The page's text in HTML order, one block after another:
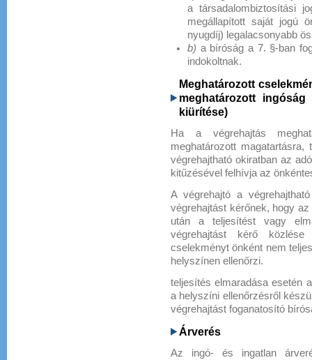
a társadalombiztosítási
megállapított saját jogú
nyugdíj) legalacsonyabb
b) a bíróság a 7. §-ban
indokoltnak.
Meghatározott
meghatározott
kiürítése)
Ha a végrehajtás
meghatározott
végrehajtható okiratban az
kitűzésével felhívja az
A végrehajtó a
végrehajtást kérőnek, hogy
után a teljesítést vagy
végrehajtást kérő
cselekményt önként nem
helyszínen ellenőrzi.
teljesítés elmaradása esetén
a helyszíni ellenőrzésről
végrehajtást foganatosító
Árverés
Az ingó- és ingatlan